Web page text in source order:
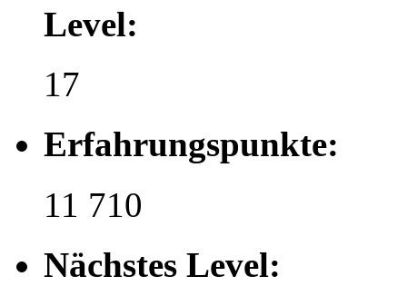
Level:
17
Erfahrungspunkte:
11 710
Nächstes Level: